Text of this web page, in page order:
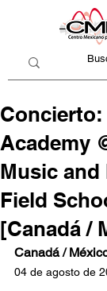
Academy
Music and
Field
[Canadá /
Canadá /
04 de agosto de